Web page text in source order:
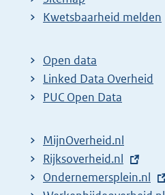
E
t
e
r
l
i
n
Kwetsbaarheid melden
Open data
Linked Data Overheid
PUC Open Data
MijnOverheid.nl
E
x
Rijksoverheid.nl
E
Ondernemersplein.nl